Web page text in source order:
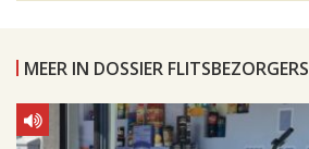
MEER IN DOSSIER FLITSBEZORGERS